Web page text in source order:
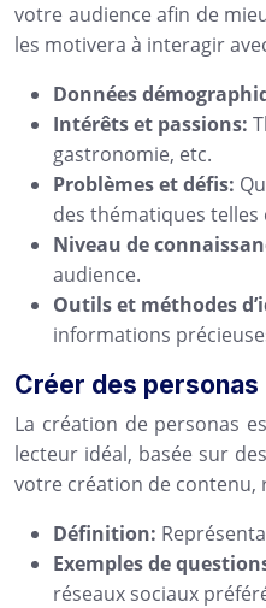
votre audience afin de
les motivera à interagir
Données
Intérêts et passions:
gastronomie, etc.
Problèmes et défis:
des thématiques
Niveau de
audience.
Outils et méthodes
informations
Créer des personas
La création de personas
lecteur idéal, basée sur
votre création de contenu,
Définition:
Exemples de
réseaux sociaux